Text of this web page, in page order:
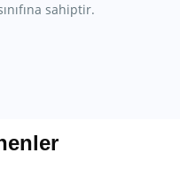
sahiptir.